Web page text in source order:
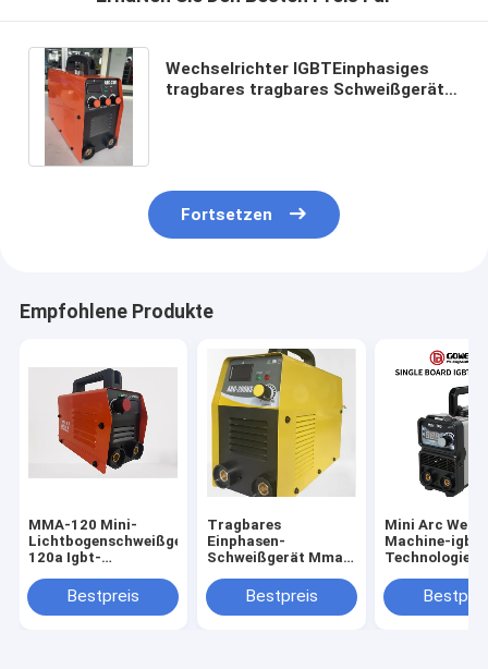
Wechselrichter IGBTEinphasiges
tragbares tragbares Schweißgerät
Fortsetzen
Empfohlene Produkte
MMA-120 Mini-
Lichtbogenschweißgerät
120a Igbt-
Schweißgerät
Bestpreis
Tragbares
Einphasen-
Schweißgerät Mma
Schweißgerät
Bestpreis
Mini Arc
Machine-igbt
Technologie
Inverter
kleinen